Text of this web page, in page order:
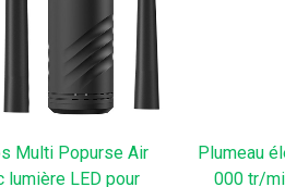
Multi Popurse Air
lumière LED pour
Plumeau
000 tr/